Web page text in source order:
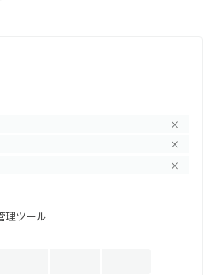
×
×
×
理ツール